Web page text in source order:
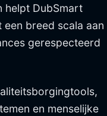
helpt DubSmart
breed scala aan
gerespecteerd
en menselijke